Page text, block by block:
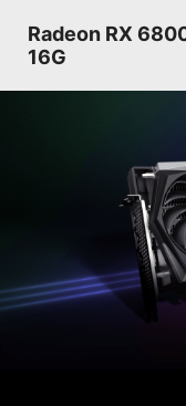
Radeon RX
16G